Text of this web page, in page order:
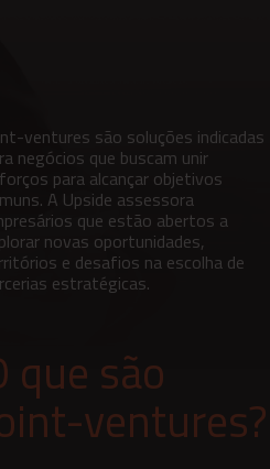
ventures são soluções indicadas
negócios que buscam unir
para alcançar objetivos
A Upside assessora
que estão abertos a
novas oportunidades,
e desafios na escolha de
estratégicas.
que são
ventures?